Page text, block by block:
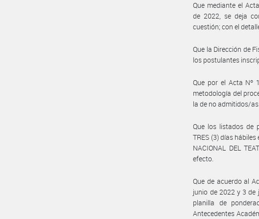
Que mediante el
de 2022, se deja
cuestión; con el
Que la Dirección de
los postulantes
Que por el Acta Nº
metodología del
la de no admitidos/as.
Que los listados de
TRES (3) días
NACIONAL DEL
efecto.
Que de acuerdo al
junio de 2022 y 3 de
planilla de
Antecedentes